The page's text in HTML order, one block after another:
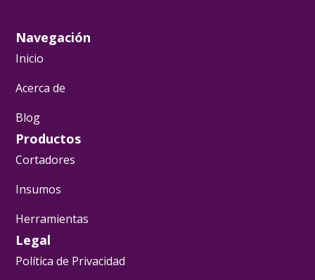
Navegación
Inicio
Acerca de
Blog
Productos
Cortadores
Insumos
Herramientas
Legal
Política de Privacidad